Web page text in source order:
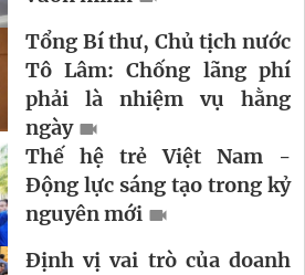
Tổng Bí thư, Chủ tịch nước
Tô Lâm: Chống lãng phí
phải là nhiệm vụ hằng
ngày
Thế hệ trẻ Việt Nam -
Động lực sáng tạo trong kỷ
nguyên mới
Định vị vai trò của doanh